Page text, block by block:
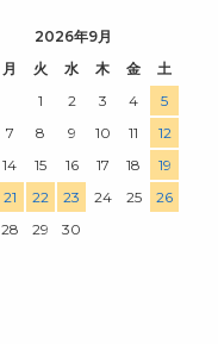
2026年9月
月 火 水 木 金
土
1
2 3 4
5
7 8 9 10 11
12
14 15 16 17 18
19
21 22 23 24 25
26
28 29 30